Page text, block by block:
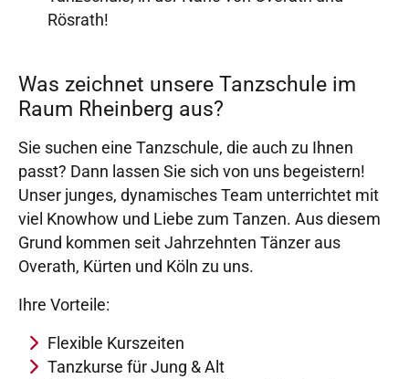
Rösrath!
Was zeichnet unsere Tanzschule im
Raum Rheinberg aus?
Sie suchen eine Tanzschule, die auch zu Ihnen
passt? Dann lassen Sie sich von uns begeistern!
Unser junges, dynamisches Team unterrichtet mit
viel Knowhow und Liebe zum Tanzen. Aus diesem
Grund kommen seit Jahrzehnten Tänzer aus
Overath, Kürten und Köln zu uns.
Ihre Vorteile:
Flexible Kurszeiten
Tanzkurse für Jung & Alt